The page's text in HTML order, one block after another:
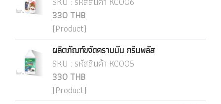
330 THB
(Product)
ผลิตภัณฑ์ขจัดคราบมัน กรีนพลัส
SKU : รหัสสินค้า KC005
330 THB
(Product)